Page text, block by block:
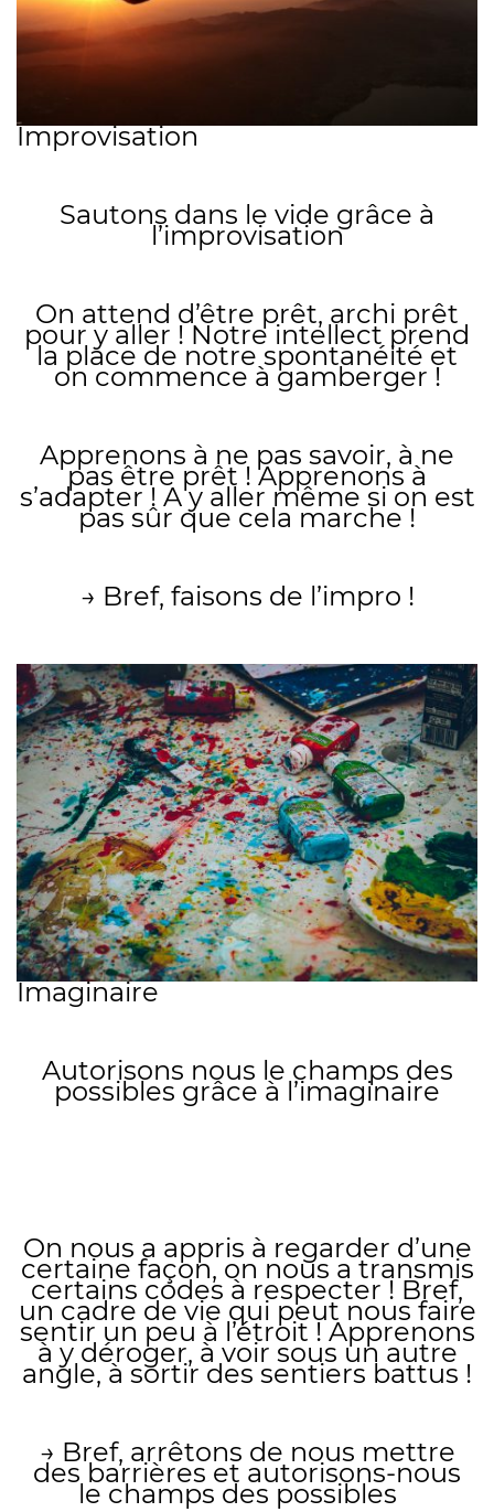
Improvisation
Sautons dans le vide grâce à
l’improvisation
On attend d’être prêt, archi prêt
pour y aller ! Notre intellect prend
la place de notre spontanéité et
on commence à gamberger !
Apprenons à ne pas savoir, à ne
pas être prêt ! Apprenons à
s’adapter ! A y aller même si on est
pas sûr que cela marche !
→ Bref, faisons de l’impro !
Imaginaire
Autorisons nous le champs des
possibles grâce à l’imaginaire
On nous a appris à regarder d’une
certaine façon, on nous a transmis
certains codes à respecter ! Bref,
un cadre de vie qui peut nous faire
sentir un peu à l’étroit ! Apprenons
à y déroger, à voir sous un autre
angle, à sortir des sentiers battus !
→ Bref, arrêtons de nous mettre
des barrières et autorisons-nous
le champs des possibles